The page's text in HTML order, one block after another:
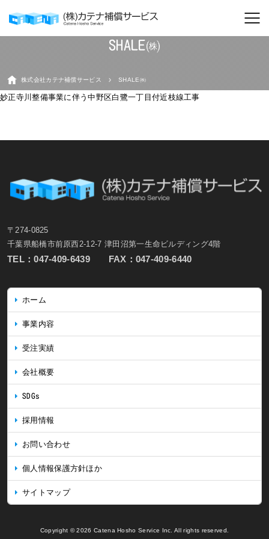
SHALE㈱
株式会社カテナ補償サービス SHALE㈱
妙正寺川整備事業に伴う中野区白鷺一丁目付近枝線工事
〒274-0825
千葉県船橋市前原西2-12-7 津田沼第一生命ビルディング4階
TEL：047-409-6439 FAX：047-409-6440
ホーム
事業内容
受注実績
会社概要
SDGs
採用情報
お問い合わせ
個人情報保護方針ほか
サイトマップ
Copyright © 2026 Catena Hosho Service Inc. All rights reserved.